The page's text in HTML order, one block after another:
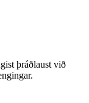
þráðlaust við